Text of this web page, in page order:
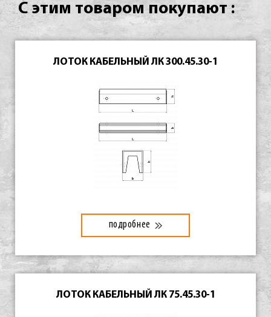
С этим товаром покупают :
ЛОТОК КАБЕЛЬНЫЙ ЛК 300.45.30-1
подробнее
ЛОТОК КАБЕЛЬНЫЙ ЛК 75.45.30-1